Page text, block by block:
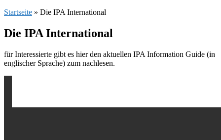
Startseite » Die IPA International
Die IPA Inter­na­tio­nal
für Inter­es­sierte gibt es hier den aktu­el­len IPA Infor­ma­tion Guide (in
engli­scher Spra­che) zum nach­le­sen.